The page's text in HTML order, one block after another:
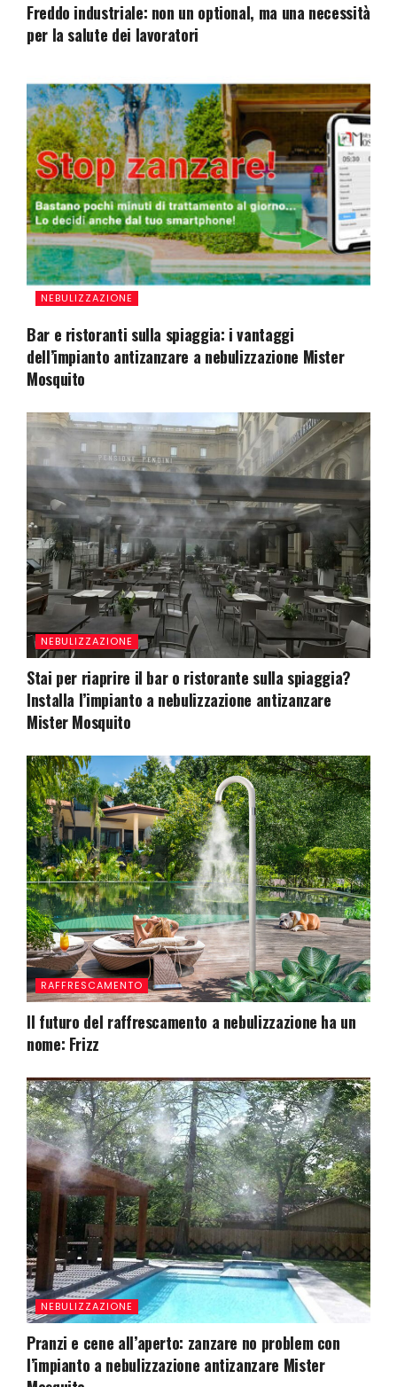
Freddo industriale: non un optional, ma una necessità
per la salute dei lavoratori
NEBULIZZAZIONE
Bar e ristoranti sulla spiaggia: i vantaggi
dell’impianto antizanzare a nebulizzazione Mister
Mosquito
NEBULIZZAZIONE
Stai per riaprire il bar o ristorante sulla spiaggia?
Installa l’impianto a nebulizzazione antizanzare
Mister Mosquito
RAFFRESCAMENTO
Il futuro del raffrescamento a nebulizzazione ha un
nome: Frizz
NEBULIZZAZIONE
Pranzi e cene all’aperto: zanzare no problem con
l’impianto a nebulizzazione antizanzare Mister